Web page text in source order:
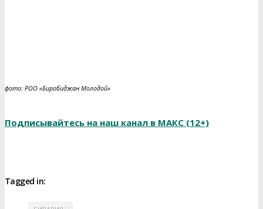
фото: РОО «Биробиджан Молодой»
Подписывайтесь на наш канал в МАКС (12+)
Tagged in: